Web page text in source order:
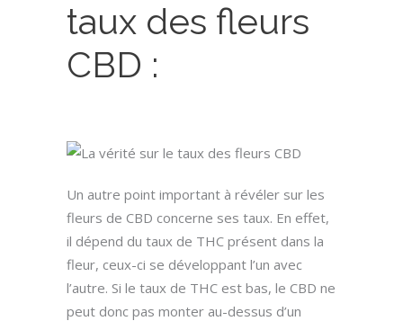
taux des fleurs
CBD :
Un autre point important à révéler sur les
fleurs de CBD concerne ses taux. En effet,
il dépend du taux de THC présent dans la
fleur, ceux-ci se développant l’un avec
l’autre. Si le taux de THC est bas, le CBD ne
peut donc pas monter au-dessus d’un